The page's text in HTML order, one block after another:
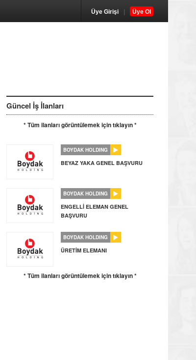
Üye Girişi Üye Ol
Güncel İş İlanları
* Tüm ilanları görüntülemek için tıklayın *
BOYDAK HOLDING
BEYAZ YAKA GENEL BAŞVURU
BOYDAK HOLDING
ENGELLİ ELEMAN GENEL
BAŞVURU
BOYDAK HOLDING
ÜRETİM ELEMANI
* Tüm ilanları görüntülemek için tıklayın *